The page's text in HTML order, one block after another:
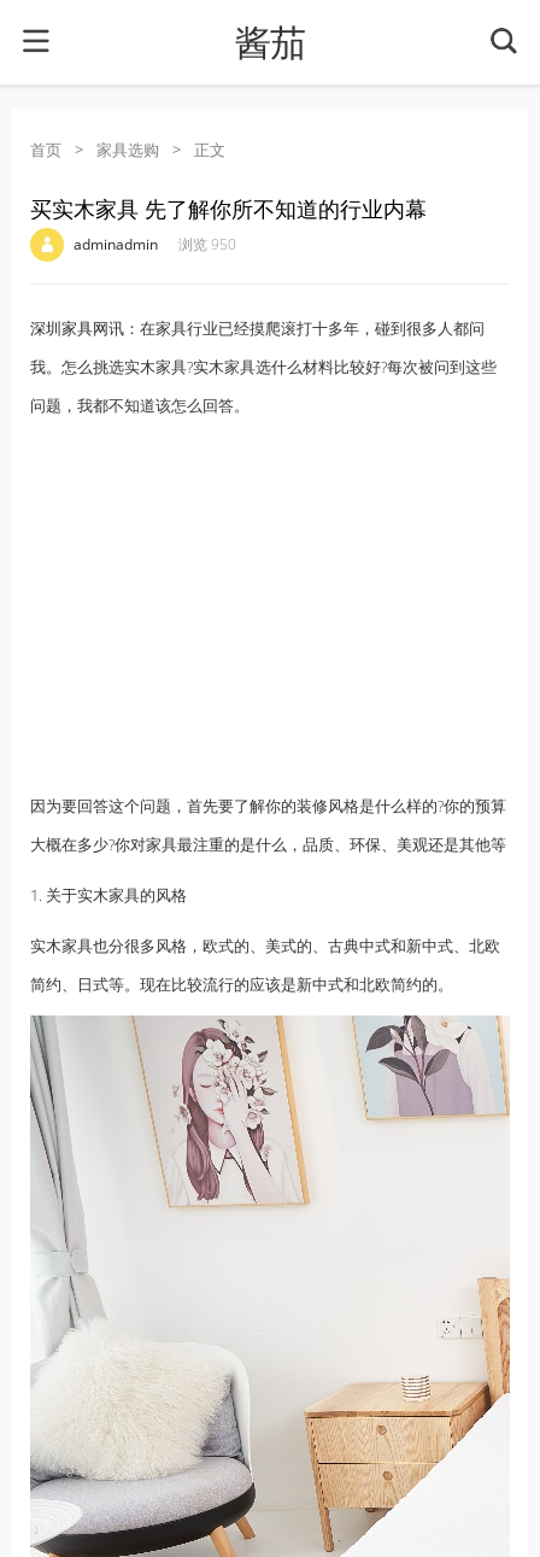
酱茄
首页 > 家具选购 > 正文
买实木家具 先了解你所不知道的行业内幕
adminadmin 浏览 950
深圳家具网讯：在家具行业已经摸爬滚打十多年，碰到很多人都问
我。怎么挑选实木家具?实木家具选什么材料比较好?每次被问到这些
问题，我都不知道该怎么回答。
因为要回答这个问题，首先要了解你的装修风格是什么样的?你的预算
大概在多少?你对家具最注重的是什么，品质、环保、美观还是其他等
1. 关于实木家具的风格
实木家具也分很多风格，欧式的、美式的、古典中式和新中式、北欧
简约、日式等。现在比较流行的应该是新中式和北欧简约的。